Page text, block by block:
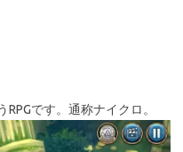
です。通称ナイクロ。